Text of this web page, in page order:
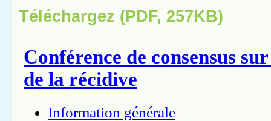
Téléchargez (PDF, 257KB)